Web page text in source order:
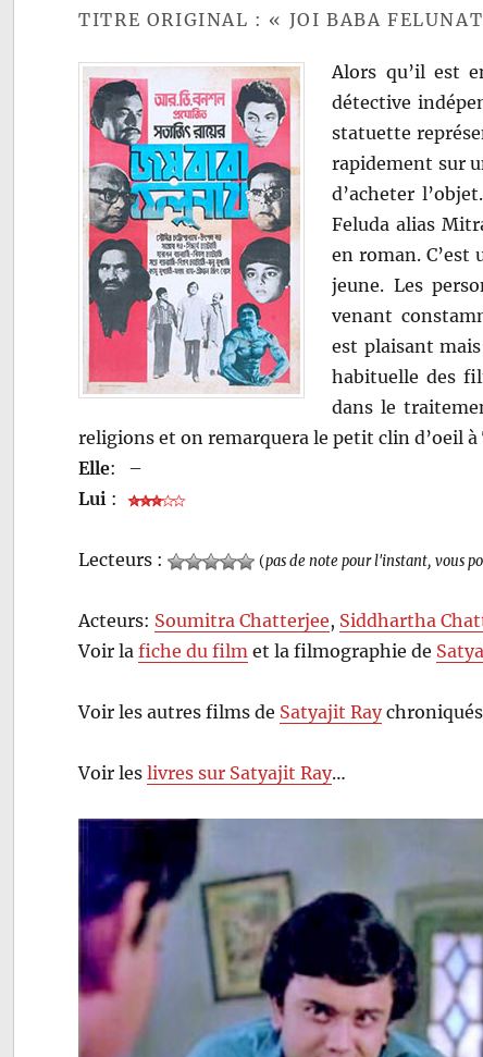
TITRE ORIGINAL : « JOI BABA
Alors qu’il est
détective
statuette
rapidement sur
d’acheter
Feluda alias
en roman.
jeune. Les
venant
est plaisant
habituelle des
dans le
religions et on remarquera le petit clin d’oeil
Elle:
–
Lui :
Lecteurs : (pas de note pour l'instant, vous
Acteurs: Soumitra Chatterjee, Siddhartha
Voir lafiche du film et la filmographie de
Voir les autres films de Satyajit Ray
Voir leslivres sur Satyajit Ray…